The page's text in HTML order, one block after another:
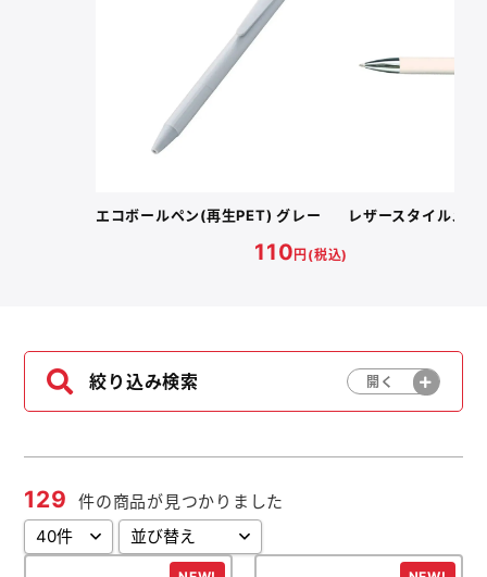
よくあるご質問
ポケットティッシュ本舗
カレンダー本舗
カイロ本舗
キャンディー本舗
ボックスティッシュ本舗
エコボールペン(再生PET) グレー
110円(税込)
レザースタイルメ
絞り込み検索
129 件の商品が見つかりました